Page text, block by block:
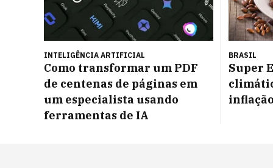
INTELIGÊNCIA ARTIFICIAL
Como transformar um PDF
de centenas de páginas em
um especialista usando
ferramentas de IA
BRASIL
Super